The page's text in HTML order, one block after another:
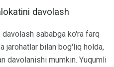
davolash
sababga ko'ra farq
jarohatlar bilan bog'liq holda,
davolanishi mumkin. Yuqumli